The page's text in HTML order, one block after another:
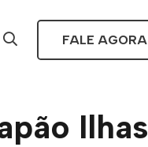
FALE AGORA
Ilhas